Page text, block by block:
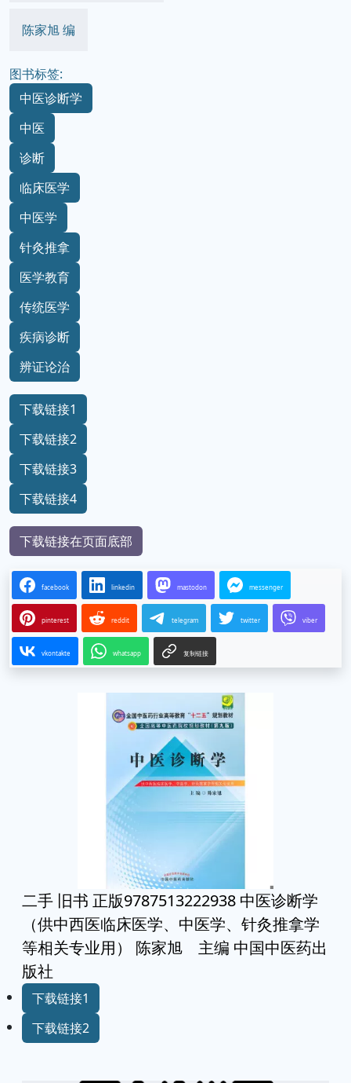
陈家旭 编
图书标签:
中医诊断学
中医
诊断
临床医学
中医学
针灸推拿
医学教育
传统医学
疾病诊断
辨证论治
下载链接1
下载链接2
下载链接3
下载链接4
下载链接在页面底部
facebook linkedin mastodon messenger
pinterest reddit telegram twitter viber
vkontakte whatsapp 复制链接
二手 旧书 正版9787513222938 中医诊断学
（供中西医临床医学、中医学、针灸推拿学
等相关专业用） 陈家旭 主编 中国中医药出
版社
下载链接1
下载链接2